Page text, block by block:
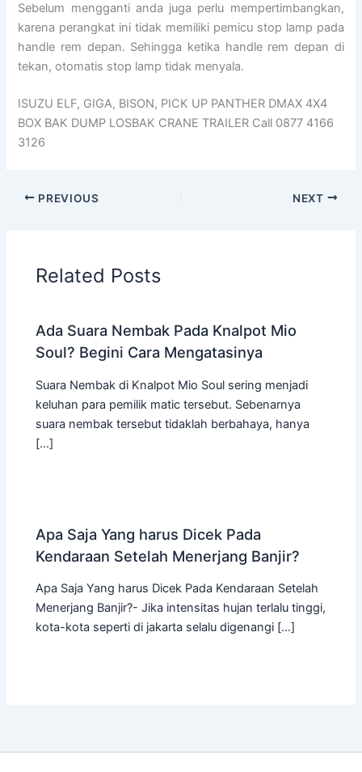
Sebelum mengganti anda juga perlu mempertimbangkan,
karena perangkat ini tidak memiliki pemicu stop lamp pada
handle rem depan. Sehingga ketika handle rem depan di
tekan, otomatis stop lamp tidak menyala.
ISUZU ELF, GIGA, BISON, PICK UP PANTHER DMAX 4X4
BOX BAK DUMP LOSBAK CRANE TRAILER Call 0877 4166
3126
PREVIOUS NEXT
Related Posts
Ada Suara Nembak Pada Knalpot Mio
Soul? Begini Cara Mengatasinya
Suara Nembak di Knalpot Mio Soul sering menjadi
keluhan para pemilik matic tersebut. Sebenarnya
suara nembak tersebut tidaklah berbahaya, hanya
[…]
Apa Saja Yang harus Dicek Pada
Kendaraan Setelah Menerjang Banjir?
Apa Saja Yang harus Dicek Pada Kendaraan Setelah
Menerjang Banjir?- Jika intensitas hujan terlalu tinggi,
kota-kota seperti di jakarta selalu digenangi […]